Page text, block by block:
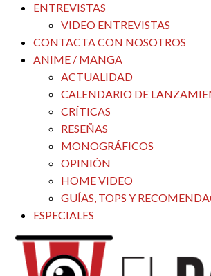
ENTREVISTAS
VIDEO ENTREVISTAS
CONTACTA CON NOSOTROS
ANIME / MANGA
ACTUALIDAD
CALENDARIO DE
CRÍTICAS
RESEÑAS
MONOGRÁFICOS
OPINIÓN
HOME VIDEO
GUÍAS, TOPS Y
ESPECIALES